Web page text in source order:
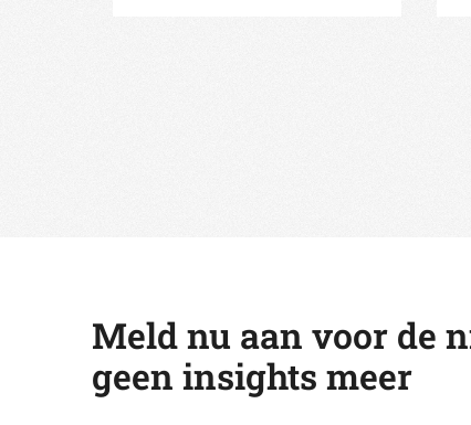
Meld nu aan voor de
geen insights meer